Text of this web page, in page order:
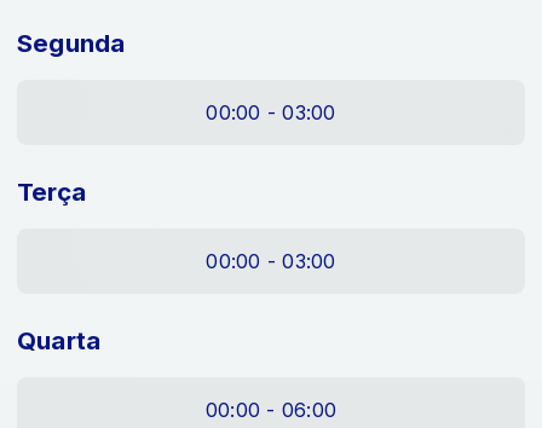
Segunda
00:00 - 03:00
Terça
00:00 - 03:00
Quarta
00:00 - 06:00